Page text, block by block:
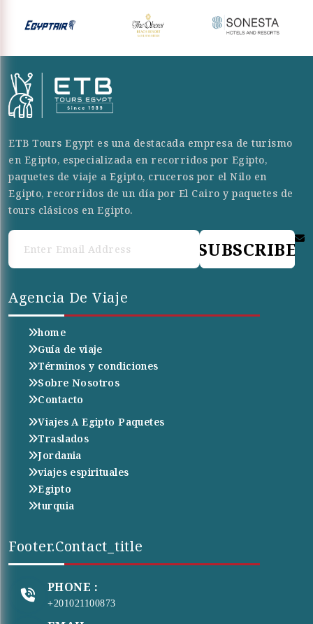
ETB Tours Egypt es una destacada empresa de turismo
en Egipto, especializada en recorridos por Egipto,
paquetes de viaje a Egipto, cruceros por el Nilo en
Egipto, recorridos de un día por El Cairo y paquetes de
tours clásicos en Egipto.
SUBSCRIBE
Agencia De Viaje
home
Guía de viaje
Términos y condiciones
Sobre Nosotros
Contacto
Viajes A Egipto Paquetes
Traslados
Jordania
viajes espirituales
Egipto
turquia
Footer.contact_title
PHONE :
+201021100873